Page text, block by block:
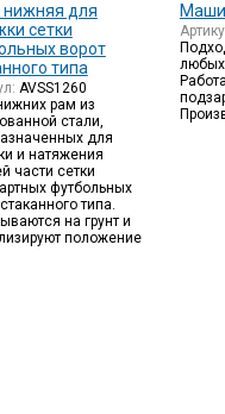
нижняя для
сетки
ворот
типа
AVSS1260
рам из
стали,
для
и натяжения
части сетки
футбольных
типа.
на грунт и
положение
любых